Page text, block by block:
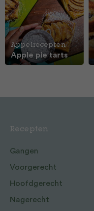
Appelrecepten
Apple pie tarts
Recepten
Gangen
Voorgerecht
Hoofdgerecht
Nagerecht